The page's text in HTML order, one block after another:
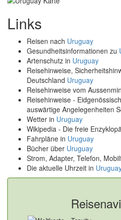
Links
Reisen nach Uruguay
Gesundheitsinformationen zu
Artenschutz in Uruguay
Reisehinweise,
Deutschland Uruguay
Reisehinweise vom
Reisehinweise -
auswärtige Angelegenheiten
Wetter in Uruguay
Wikipedia - Die freie
Fahrpläne in Uruguay
Bücher über Uruguay
Strom, Adapter, Telefon,
Die aktuelle Uhrzeit in